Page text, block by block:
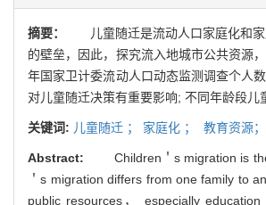
摘要： 儿童随迁是流动人口家庭化和家
的壁垒， 因此， 探究流入地城市公共资源，
年国家卫计委流动人口动态监测调查个人
对儿童随迁决策有重要影响; 不同年龄段儿
关键词: 儿童随迁 ； 家庭化 ； 教育资源；
Abstract: Children ＇s migration is
＇s migration differs from one family to
public resources ， especially